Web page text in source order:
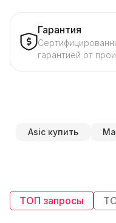
Гарантия
гарантией от
Asic купить
ТОП запросы